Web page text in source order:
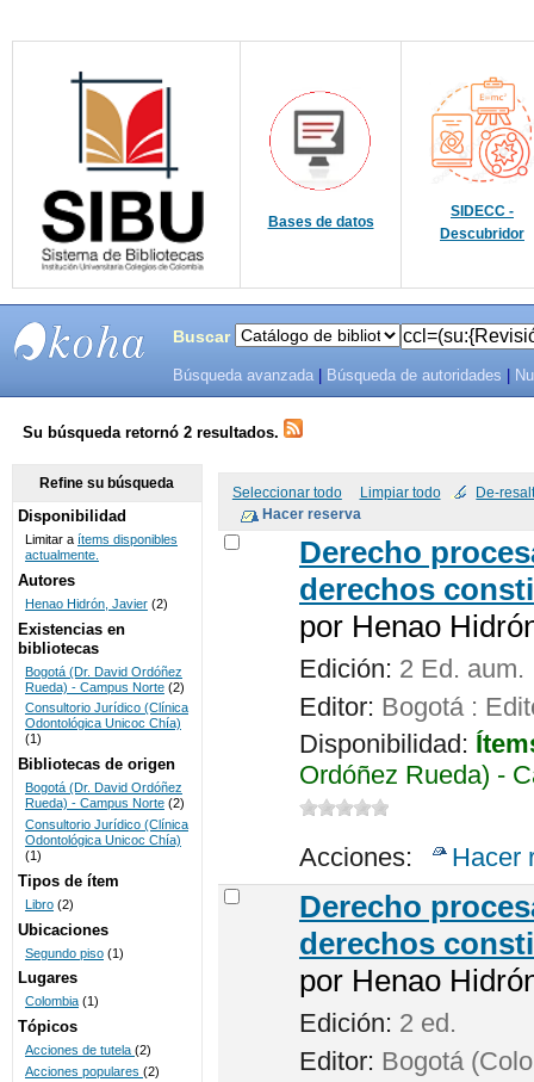
Bases de datos
SIDECC -
Descubridor
SISTEMAS
DE
BIBLIOTECAS
UNICOC
Buscar
Búsqueda avanzada Búsqueda de autoridades
Su búsqueda retornó 2 resultados.
Seleccionar todo Limpiar todo De-
Derecho
derechos
por Henao
Edición: 2 Ed. aum.
Editor: Bogotá :
Disponibilidad:
Ordóñez Rueda) -
Acciones: Hacer
Derecho
derechos
por Henao
Edición: 2 ed.
Editor: Bogotá
Refine su búsqueda
Disponibilidad
Limitar a ítems disponibles
actualmente.
Autores
Henao Hidrón, Javier (2)
Existencias en
bibliotecas
Bogotá (Dr. David Ordóñez
Rueda) - Campus Norte (2)
Consultorio Jurídico (Clínica
Odontológica Unicoc Chía)
(1)
Bibliotecas de origen
Bogotá (Dr. David Ordóñez
Rueda) - Campus Norte (2)
Consultorio Jurídico (Clínica
Odontológica Unicoc Chía)
(1)
Tipos de ítem
Libro (2)
Ubicaciones
Segundo piso (1)
Lugares
Colombia (1)
Tópicos
Acciones de tutela (2)
Acciones populares (2)